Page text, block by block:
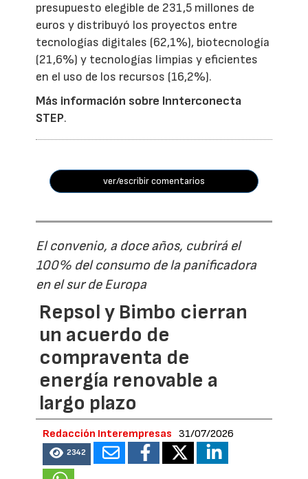
presupuesto elegible de 231,5 millones de
euros y distribuyó los proyectos entre
tecnologías digitales (62,1%), biotecnología
(21,6%) y tecnologías limpias y eficientes
en el uso de los recursos (16,2%).
Más información sobre Innterconecta
STEP.
ver/escribir comentarios
El convenio, a doce años, cubrirá el
100% del consumo de la panificadora
en el sur de Europa
Repsol y Bimbo cierran
un acuerdo de
compraventa de
energía renovable a
largo plazo
Redacción Interempresas 31/07/2026
2342